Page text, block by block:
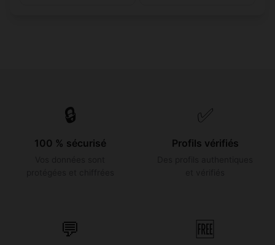
🔒
100 % sécurisé
✅
Profils vérifiés
💬 🆓